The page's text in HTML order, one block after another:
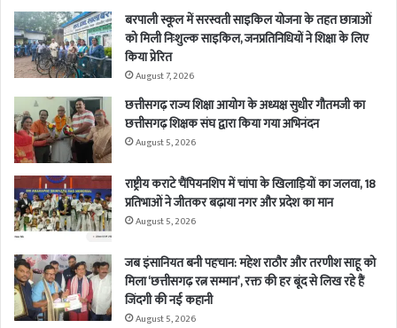
बरपाली स्कूल में सरस्वती साइकिल योजना के तहत छात्राओं
को मिली निःशुल्क साइकिल, जनप्रतिनिधियों ने शिक्षा के लिए
किया प्रेरित
August 7, 2026
छत्तीसगढ़ राज्य शिक्षा आयोग के अध्यक्ष सुधीर गौतमजी का
छत्तीसगढ़ शिक्षक संघ द्वारा किया गया अभिनंदन
August 5, 2026
राष्ट्रीय कराटे चैंपियनशिप में चांपा के खिलाड़ियों का जलवा, 18
प्रतिभाओं ने जीतकर बढ़ाया नगर और प्रदेश का मान
August 5, 2026
जब इंसानियत बनी पहचान: महेश राठौर और तरणीश साहू को
मिला ‘छत्तीसगढ़ रत्न सम्मान’, रक्त की हर बूंद से लिख रहे हैं
जिंदगी की नई कहानी
August 5, 2026